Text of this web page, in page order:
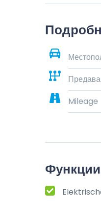
Mileage
Функции